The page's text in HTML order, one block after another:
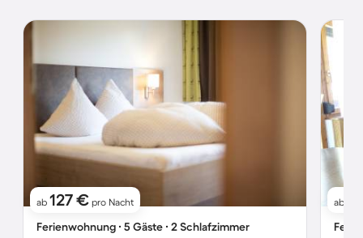
ab 127 € pro Nacht
Ferienwohnung ∙ 5 Gäste ∙ 2 Schlafzimmer
ab